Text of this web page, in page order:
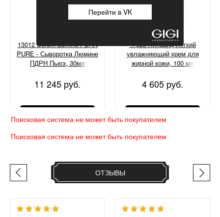
13012 Serum Lumine PDRN
PURE - Сыворотка Люмине
ПДРН Пьюэ, 30мл
11 245 руб.
47028 Липацид Легкий
увлажняющий крем для
жирной кожи, 100 мл
4 605 руб.
Поисковая система не может быть покупателем
Поисковая система не может быть покупателем
ОТЗЫВЫ
Перейти в VK